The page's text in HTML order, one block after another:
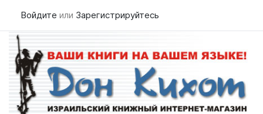
Войдите или Зарегистрируйтесь